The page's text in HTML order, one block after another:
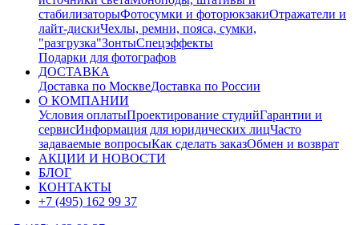
стабилизаторыФотосумки и фоторюкзакиОтражатели и
лайт-дискиЧехлы, ремни, пояса, сумки,
"разгрузка"ЗонтыСпецэффекты
Подарки для фотографов
ДОСТАВКА
Доставка по МосквеДоставка по России
О КОМПАНИИ
Условия оплатыПроектирование студийГарантии и
сервисИнформация для юридических лицЧасто
задаваемые вопросыКак сделать заказОбмен и возврат
АКЦИИ И НОВОСТИ
БЛОГ
КОНТАКТЫ
+7 (495) 162 99 37